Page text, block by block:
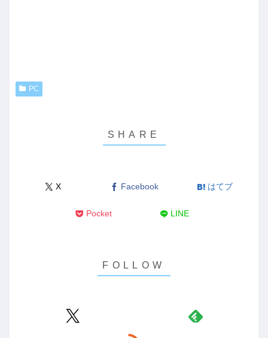
PC
X Facebook はてブ
Pocket LINE